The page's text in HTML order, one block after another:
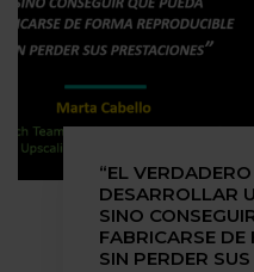
“EL
DESARROLLAR
SINO
FABRICARSE
SIN PERDER